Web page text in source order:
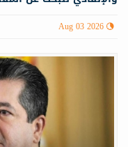
Aug 03 2026